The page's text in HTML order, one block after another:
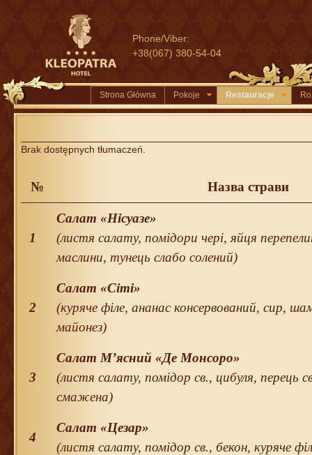
Phone/Viber:
+38(067) 380-54-04
Strona Główna Pokoje Restauracje
Brak dostępnych tłumaczeń.
№ Назва страви
1
Салат «Нісуазе»
(листя салату, помідори чері, яйця
маслини, тунець слабо солений)
2
Салат «Сіті»
(куряче філе, ананас консервований, сир,
майонез)
3
Салат М’ясний «Де Монсоро»
(листя салату, помідор св., цибуля, перець
смажена)
4
Салат «Цезар»
(листя салату, помідор св., бекон, куряче